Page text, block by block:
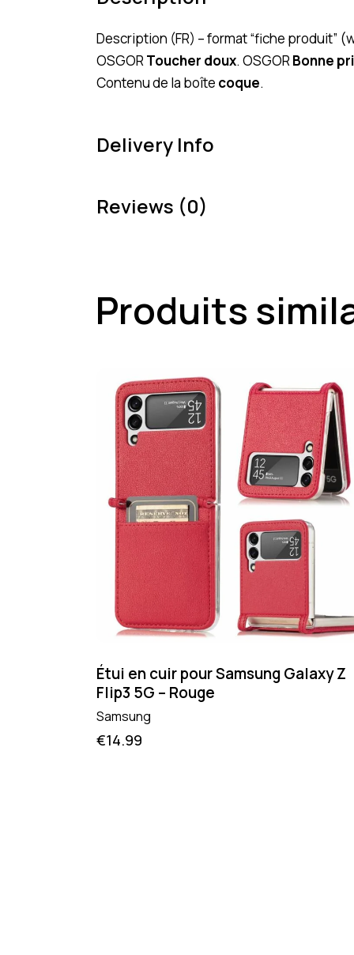
Description (FR) – format “fiche produit”
OSGORToucher doux. OSGORBonne
Contenu de la boîte coque.
Delivery Info
Reviews (0)
Produits
Étui en cuir pour Samsung Galaxy Z
Flip3 5G – Rouge
Samsung
€14.99